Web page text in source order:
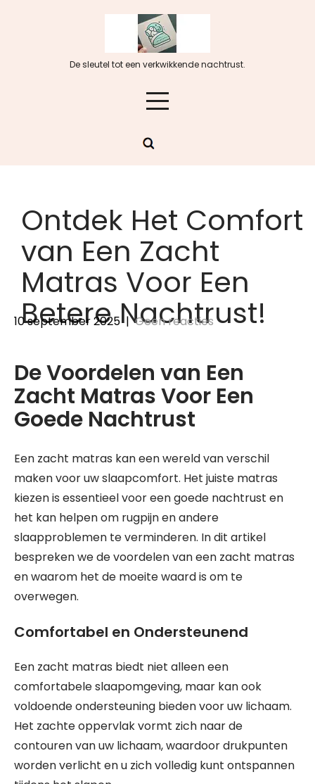
De sleutel tot een verkwikkende nachtrust.
Ontdek Het Comfort
van Een Zacht
Matras Voor Een
Betere Nachtrust!
10 september 2025|Geen reacties
De Voordelen van Een
Zacht Matras Voor Een
Goede Nachtrust
Een zacht matras kan een wereld van verschil
maken voor uw slaapcomfort. Het juiste matras
kiezen is essentieel voor een goede nachtrust en
het kan helpen om rugpijn en andere
slaapproblemen te verminderen. In dit artikel
bespreken we de voordelen van een zacht matras
en waarom het de moeite waard is om te
overwegen.
Comfortabel en Ondersteunend
Een zacht matras biedt niet alleen een
comfortabele slaapomgeving, maar kan ook
voldoende ondersteuning bieden voor uw lichaam.
Het zachte oppervlak vormt zich naar de
contouren van uw lichaam, waardoor drukpunten
worden verlicht en u zich volledig kunt ontspannen